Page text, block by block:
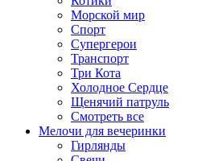
Морской мир
Спорт
Супергерои
Транспорт
Три Кота
Холодное Сердце
Щенячий патруль
Смотреть все
Мелочи для вечеринки
Гирлянды